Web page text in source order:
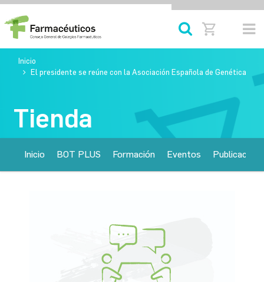
Inicio
El presidente se reúne con la Asociación Española de Genética
Tienda
Inicio BOT PLUS Formación Eventos